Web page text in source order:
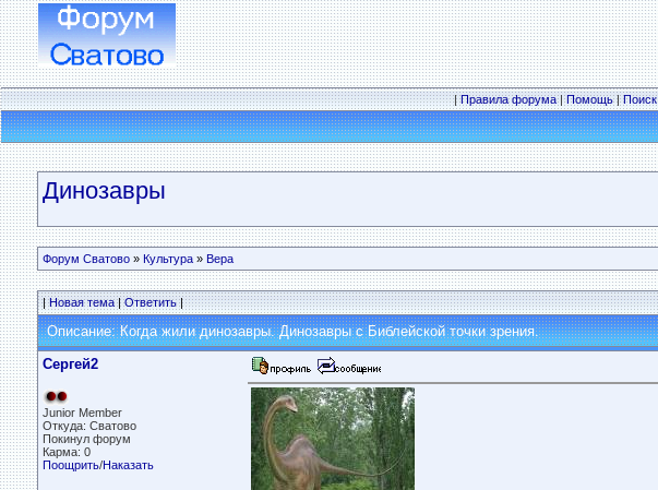
|Правила форума|Помощь|Поиск
Динозавры
Форум Сватово » Культура » Вера
|Новая тема|Ответить|
Описание: Когда жили динозавры. Динозавры с Библейской точки зрения.
Сергей2
Junior Member
Откуда: Сватово
Покинул форум
Карма: 0
Поощрить/Наказать